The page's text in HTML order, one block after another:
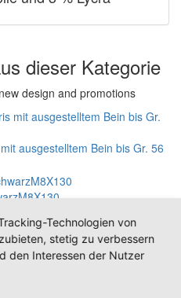
dieser Kategorie
design and promotions
ausgestelltem Bein bis Gr. 56
perfekt: NEU bis Gr. 54 NEU
Technologien von
stetig zu verbessern
den Interessen der Nutzer